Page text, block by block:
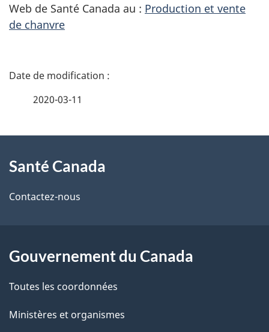
Web de Santé Canada au : Production et vente
de chanvre
D
i
l
d
e
2020-03-11
propos
de
site
Santé Canada
Contactez-nous
Gouvernement du Canada
Toutes les coordonnées
Ministères et organismes